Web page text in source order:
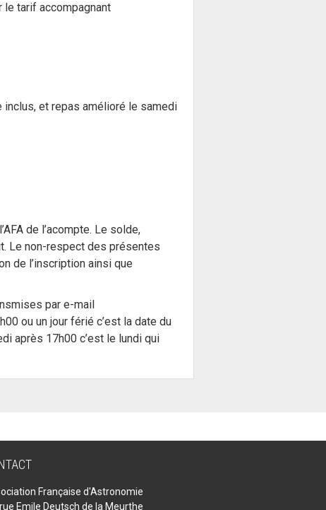
le tarif accompagnant
inclus, et repas amélioré le samedi
de l’acompte. Le solde,
Le non-respect des présentes
de l’inscription ainsi que
par e-mail
ou un jour férié c’est la date du
après 17h00 c’est le lundi qui
Française d'Astronomie
Emile Deutsch de la Meurthe